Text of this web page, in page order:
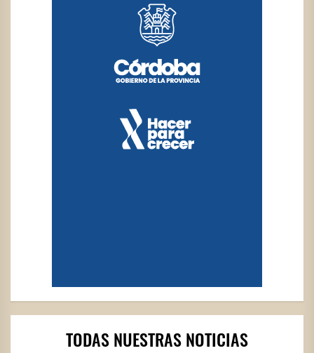
TODAS NUESTRAS NOTICIAS